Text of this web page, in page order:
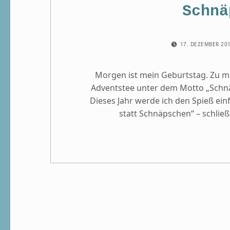
17. DEZEMBER
Morgen ist mein Geburtstag. Zu
Adventstee unter dem Motto
Dieses Jahr werde ich den Spieß
statt Schnäpschen“ –